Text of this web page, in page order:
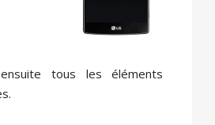
tous les éléments